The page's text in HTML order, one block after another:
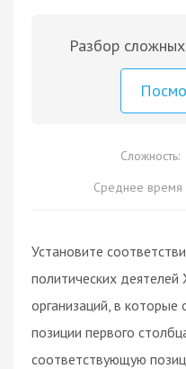
Разбор
Сложность:
Среднее время
Установите
политических деятелей
организаций, в
позиции первого
соответствующую